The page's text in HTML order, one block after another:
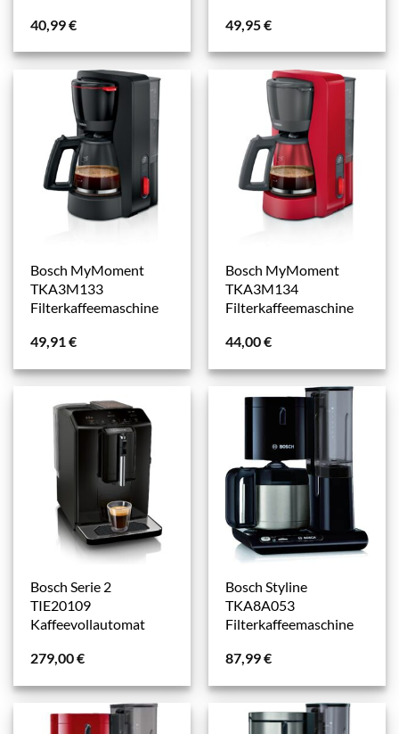
40,99€
49,95€
Bosch MyMoment
TKA3M133
Filterkaffeemaschine
49,91€
Bosch MyMoment
TKA3M134
Filterkaffeemaschine
44,00€
Bosch Serie 2
TIE20109
Kaffeevollautomat
279,00€
Bosch Styline
TKA8A053
Filterkaffeemaschine
87,99€